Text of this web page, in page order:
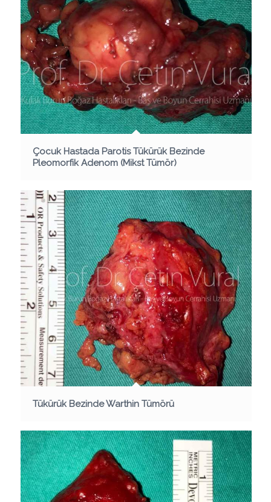
Çocuk Hastada Parotis Tükürük Bezinde
Pleomorfik Adenom (Mikst Tümör)
Tükürük Bezinde Warthin Tümörü